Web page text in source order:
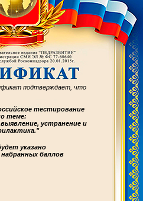
подтверждает, что
тестирование
теме:
устранение и
указано
баллов